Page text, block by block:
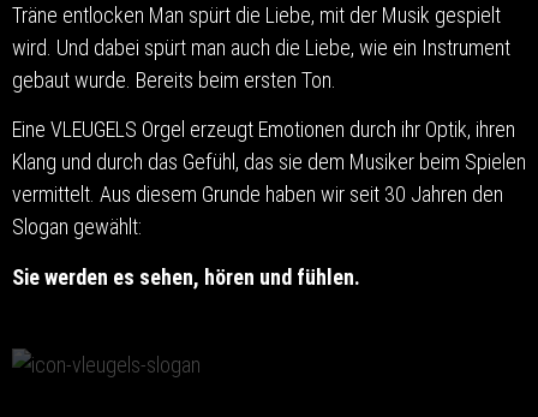
Träne entlocken Man spürt die Liebe, mit der Musik gespielt
wird. Und dabei spürt man auch die Liebe, wie ein Instrument
gebaut wurde. Bereits beim ersten Ton.
Eine VLEUGELS Orgel erzeugt Emotionen durch ihr Optik, ihren
Klang und durch das Gefühl, das sie dem Musiker beim Spielen
vermittelt. Aus diesem Grunde haben wir seit 30 Jahren den
Slogan gewählt:
Sie werden es sehen, hören und fühlen.